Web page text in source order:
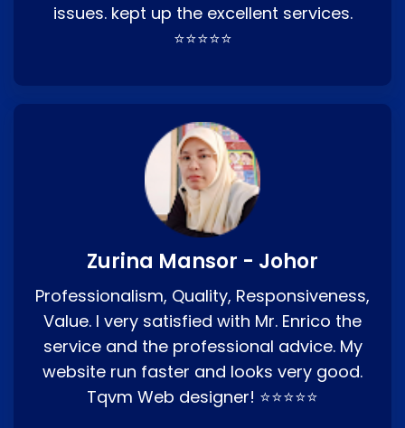
issues. kept up the excellent services.
⭐⭐⭐⭐⭐
Zurina Mansor - Johor
Professionalism, Quality, Responsiveness,
Value. I very satisfied with Mr. Enrico the
service and the professional advice. My
website run faster and looks very good.
Tqvm Web designer! ⭐⭐⭐⭐⭐